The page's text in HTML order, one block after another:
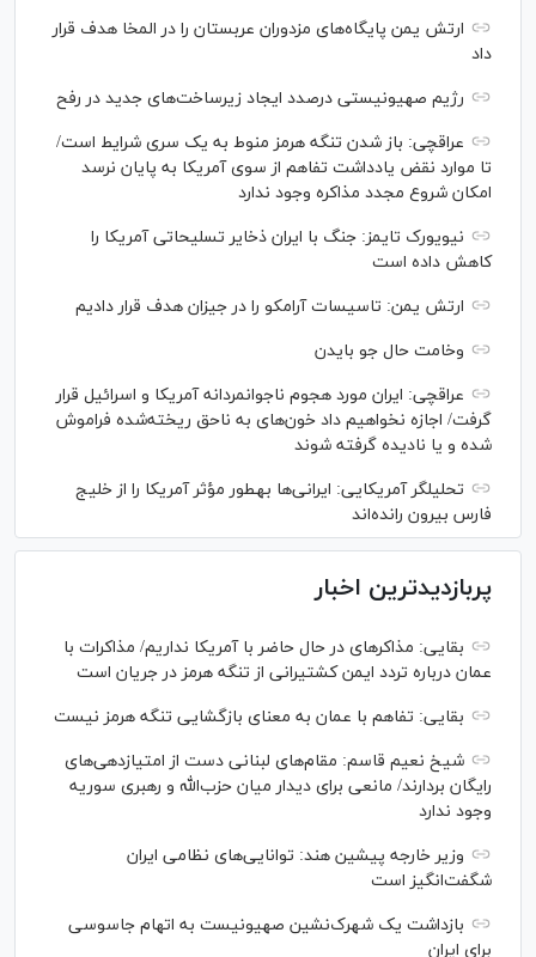
ارتش یمن پایگاه‌های مزدوران عربستان را در المخا هدف قرار
داد
رژیم صهیونیستی درصدد ایجاد زیرساخت‌های جدید در رفح
عراقچی: باز شدن تنگه هرمز منوط به یک سری شرایط است/
تا موارد نقض یادداشت تفاهم از سوی آمریکا به پایان نرسد
امکان شروع مجدد مذاکره وجود ندارد
نیویورک تایمز: جنگ با ایران ذخایر تسلیحاتی آمریکا را
کاهش داده است
ارتش یمن: تاسیسات آرامکو را در جیزان هدف قرار دادیم
وخامت حال جو بایدن
عراقچی: ایران مورد هجوم ناجوانمردانه آمریکا و اسرائیل قرار
گرفت/ اجازه نخواهیم داد خون‌های به ناحق ریخته‌شده فراموش
شده و یا نادیده گرفته شوند
تحلیلگر آمریکایی: ایرانی‌ها به‎طور مؤثر آمریکا را از خلیج
فارس بیرون رانده‌اند
پربازدیدترین اخبار
بقایی: مذاکره‎ای در حال حاضر با آمریکا نداریم/ مذاکرات با
عمان درباره تردد ایمن کشتیرانی از تنگه هرمز در جریان است
بقایی: تفاهم با عمان به معنای بازگشایی تنگه هرمز نیست
شیخ نعیم قاسم: مقام‌های لبنانی دست از امتیازدهی‌های
رایگان بردارند/ مانعی برای دیدار میان حزب‌الله و رهبری سوریه
وجود ندارد
وزیر خارجه پیشین هند: توانایی‌های نظامی ایران
شگفت‌انگیز است
بازداشت یک شهرک‌نشین صهیونیست به اتهام جاسوسی
برای ایران